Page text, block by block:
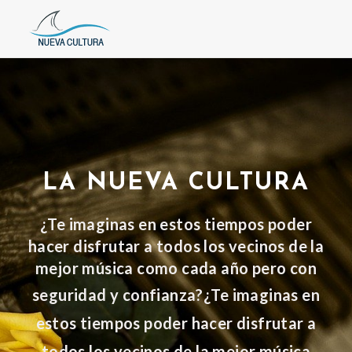
LA NUEVA CULTURA
¿Te imaginas en estos tiempos poder
hacer disfrutar a todos los vecinos de la
mejor música como cada año pero con
seguridad y confianza?¿Te imaginas en
estos tiempos poder hacer disfrutar a